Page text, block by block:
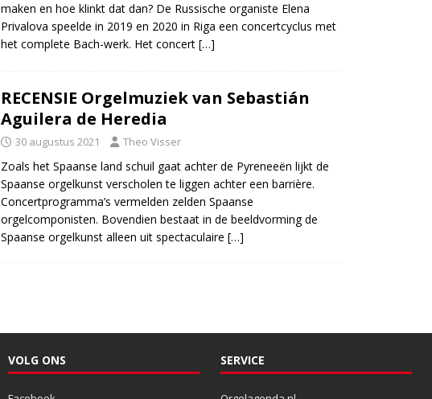
maken en hoe klinkt dat dan? De Russische organiste Elena
Privalova speelde in 2019 en 2020 in Riga een concertcyclus met
het complete Bach-werk. Het concert […]
RECENSIE Orgelmuziek van Sebastián
Aguilera de Heredia
30 augustus 2021 Theo Visser
Zoals het Spaanse land schuil gaat achter de Pyreneeën lijkt de
Spaanse orgelkunst verscholen te liggen achter een barrière.
Concertprogramma’s vermelden zelden Spaanse
orgelcomponisten. Bovendien bestaat in de beeldvorming de
Spaanse orgelkunst alleen uit spectaculaire […]
VOLG ONS SERVICE